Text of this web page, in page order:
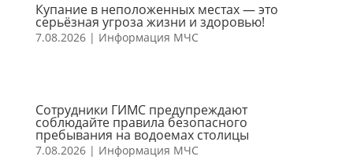
Купание в неположенных местах — это
серьёзная угроза жизни и здоровью!
7.08.2026| Информация МЧС
Сотрудники ГИМС предупреждают
соблюдайте правила безопасного
пребывания на водоемах столицы
7.08.2026| Информация МЧС